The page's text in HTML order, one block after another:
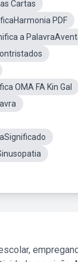
Cartas
PDF
a
OMA FA Kin Gal